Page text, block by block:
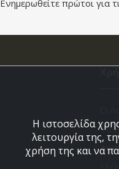
Ενημερωθείτε πρώτοι για
Το
Η ιστοσελίδα
λειτουργία της,
χρήση της και να